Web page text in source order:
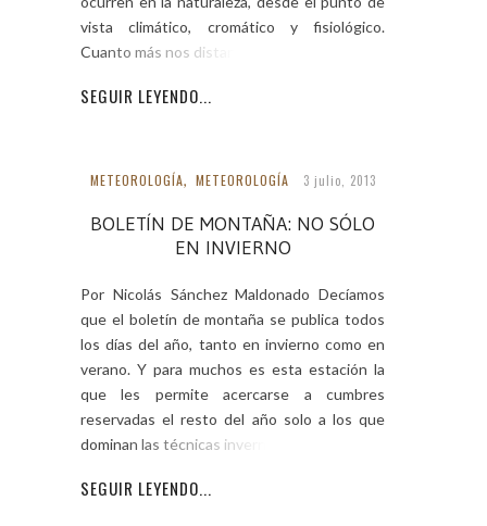
vista climático, cromático y fisiológico.
Cuanto más nos distanciamos
SEGUIR LEYENDO...
METEOROLOGÍA, METEOROLOGÍA 3 julio, 2013
BOLETÍN DE MONTAÑA: NO SÓLO
EN INVIERNO
Por Nicolás Sánchez Maldonado Decíamos
que el boletín de montaña se publica todos
los días del año, tanto en invierno como en
verano. Y para muchos es esta estación la
que les permite acercarse a cumbres
reservadas el resto del año solo a los que
dominan las técnicas invernales de
SEGUIR LEYENDO...